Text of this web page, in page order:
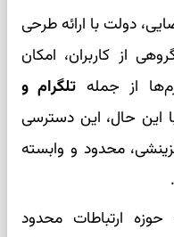
دولت با ارائه طرحی
از کاربران، امکان
از جمله تلگرام و
این حال، این دسترسی
محدود و وابسته
ارتباطات محدود